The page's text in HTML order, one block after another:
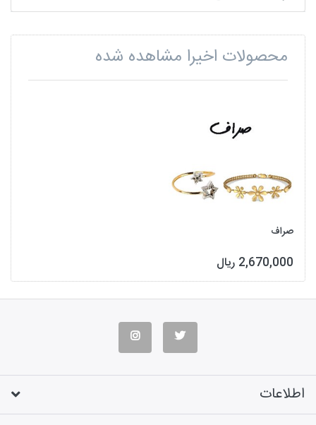
محصولات اخیرا مشاهده شده
صراف
2,670,000 ریال
اطلاعات